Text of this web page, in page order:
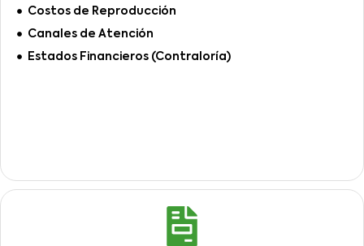
Costos de Reproducción
Canales de Atención
Estados Financieros (Contraloría)